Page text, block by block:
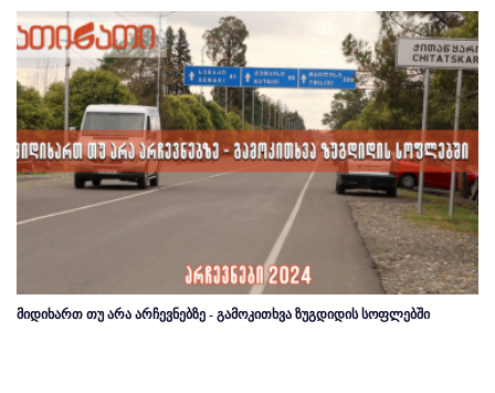
მიდიხართ თუ არა არჩევნებზე - გამოკითხვა ზუგდიდის სოფლებში